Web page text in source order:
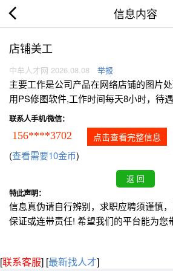
信息内容
店铺美工
中牟人才网 2026.08.08 举报
主要工作是公司产品在网络店铺的图片
用PS修图软件,工作时间每天8小时，待遇
联系人手机/微信：
156****3702 点击查看完整信息
(查看需要10金币)
特此声明：
信息真伪请自行辨别，求职应聘须谨慎
保证或连带责任! 希望我们的平台能为您
[联系客服] [最新找人才]